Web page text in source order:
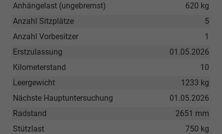
620 kg
Anhängelast (ungebremst)
5
Anzahl Sitzplätze
1
Anzahl Vorbesitzer
01.05.2026
Erstzulassung
10
Kilometerstand
1233 kg
Leergewicht
01.05.2026
Nächste Hauptuntersuchung
2651 mm
Radstand
750 kg
Stützlast